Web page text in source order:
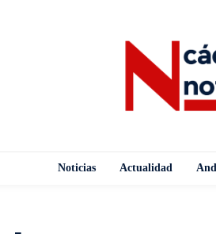
Noticias Actualidad